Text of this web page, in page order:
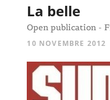
La belle
Open publication -
10 NOVEMBRE 2012